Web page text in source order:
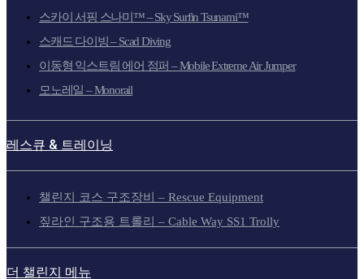
스카이 서핑 스나미™ – Sky Surfin Tsunami™
스캐드 다이빙 – Scad Diving
이동형 익스트림 에어 점퍼 – Mobile Extreme Air Jumper
모노레일 – Monorail
레스큐 & 트레이닝
챌린지 코스 구조장비 – Rescue Equipment
짚라인 구조용 트롤리 – Cable Way SS1 Trolly
더 챌린지 메뉴